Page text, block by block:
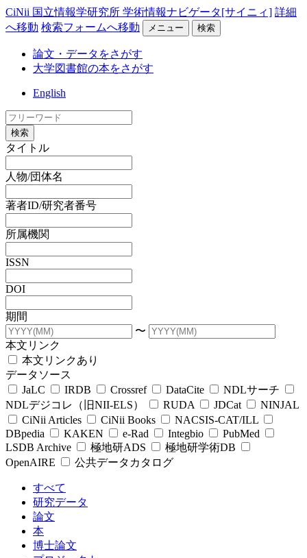
CiNii 国立情報学研究所 学術情報ナビゲータ[サイニィ] 詳細
へ移動 検索フォームへ移動 メニュー 検索
論文・データをさがす
大学図書館の本をさがす
English
検索
タイトル
人物/団体名
著者ID/研究者番号
所属機関
ISSN
DOI
期間
〜
本文リンク
本文リンクあり
データソース
JaLC
IRDB Crossref DataCite
NDLサーチ
NDLデジコレ（旧NII-ELS）
RUDA JDCat
NINJAL
CiNii Articles
CiNii Books
NACSIS-CAT/ILL
DBpedia
KAKEN e-Rad Integbio
PubMed
LSDB Archive
極地研ADS
極地研学術DB
OpenAIRE
公共データカタログ
すべて
研究データ
論文
本
博士論文